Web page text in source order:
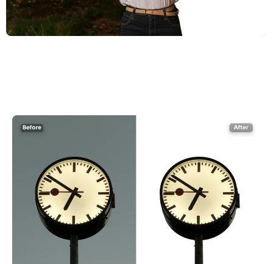
AI擴展器
AI 風格圖片生成器
髮型更換器
換衣服